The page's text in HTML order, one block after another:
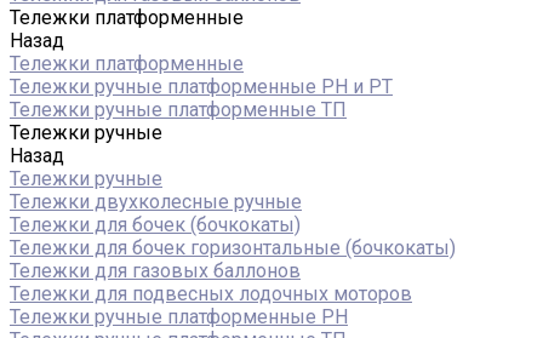
Тележки платформенные
Назад
Тележки платформенные
Тележки ручные платформенные PH и PT
Тележки ручные платформенные ТП
Тележки ручные
Назад
Тележки ручные
Тележки двухколесные ручные
Тележки для бочек (бочкокаты)
Тележки для бочек горизонтальные (бочкокаты)
Тележки для газовых баллонов
Тележки для подвесных лодочных моторов
Тележки ручные платформенные PH